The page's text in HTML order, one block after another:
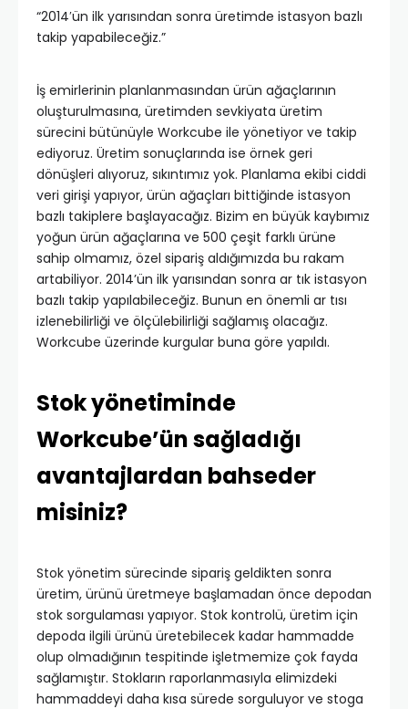
“2014′ün ilk yarısından sonra üretimde istasyon bazlı
takip yapabileceğiz.”
İş emirlerinin planlanmasından ürün ağaçlarının
oluşturulmasına, üretimden sevkiyata üretim
sürecini bütünüyle Workcube ile yönetiyor ve takip
ediyoruz. Üretim sonuçlarında ise örnek geri
dönüşleri alıyoruz, sıkıntımız yok. Planlama ekibi ciddi
veri girişi yapıyor, ürün ağaçları bittiğinde istasyon
bazlı takiplere başlayacağız. Bizim en büyük kaybımız
yoğun ürün ağaçlarına ve 500 çeşit farklı ürüne
sahip olmamız, özel sipariş aldığımızda bu rakam
artabiliyor. 2014’ün ilk yarısından sonra ar tık istasyon
bazlı takip yapılabileceğiz. Bunun en önemli ar tısı
izlenebilirliği ve ölçülebilirliği sağlamış olacağız.
Workcube üzerinde kurgular buna göre yapıldı.
Stok yönetiminde
Workcube’ün sağladığı
avantajlardan bahseder
misiniz?
Stok yönetim sürecinde sipariş geldikten sonra
üretim, ürünü üretmeye başlamadan önce depodan
stok sorgulaması yapıyor. Stok kontrolü, üretim için
depoda ilgili ürünü üretebilecek kadar hammadde
olup olmadığının tespitinde işletmemize çok fayda
sağlamıştır. Stokların raporlanmasıyla elimizdeki
hammaddeyi daha kısa sürede sorguluyor ve stoga